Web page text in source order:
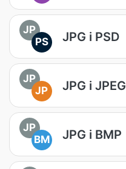
JP
PS
JPG i PSD
JP
JP
JPG i JPEG
JP
BM
JPG i BMP